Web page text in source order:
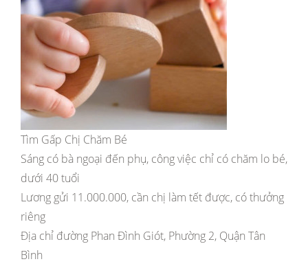
Tìm Gấp Chị Chăm Bé
Sáng có bà ngoại đến phụ, công việc chỉ có chăm lo bé,
dưới 40 tuổi
Lương gửi 11.000.000, cần chị làm tết được, có thưởng
riêng
Địa chỉ đường Phan Đình Giót, Phường 2, Quận Tân
Bình